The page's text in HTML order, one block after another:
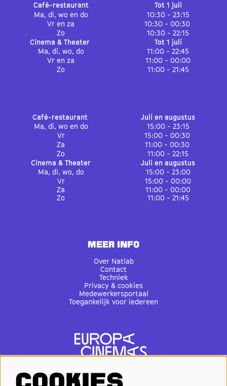
Café-restaurant
Tot 1 juli
Ma, di, wo en do
10:30 - 23:15
Vr en za
10:30 - 00:30
Zo
10:30 - 22:15
Cinema & Theater
Tot 1 juli
Ma, di, wo, do
11:00 - 22:45
Vr en za
11:00 - 00:00
Zo
11:00 - 21:45
Café-restaurant
Juli en augustus
Ma, di, wo en do
15:00 - 23:15
Vr
15:00 - 00:30
Za
11:00 - 00:30
Zo
11:00 - 22:15
Cinema & Theater
Juli en augustus
Ma, di, wo, do
15:00 - 23:00
Vr
15:00 - 00:00
Za
11:00 - 00:00
Zo
11:00 - 21:45
MEER INFO
Over Natlab
Contact
Techniek
Privacy & cookies
Medewerkersportaal
Toegankelijk voor iedereen